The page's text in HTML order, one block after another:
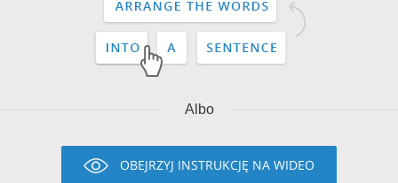
Albo
OBEJRZYJ INSTRUKCJĘ NA WIDEO